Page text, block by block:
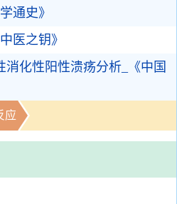
通史》
医之钥》
化性阳性溃疡分析_《中国
应